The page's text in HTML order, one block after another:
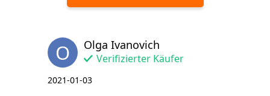
O Olga Ivanovich
Verifizierter Käufer
2021-01-03